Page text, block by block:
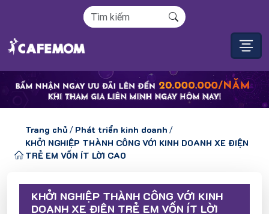
Trang chủ / Phát triển kinh doanh /
KHỞI NGHIỆP THÀNH CÔNG VỚI KINH DOANH XE ĐIỆN
TRẺ EM VỐN ÍT LỜI CAO
KHỞI NGHIỆP THÀNH CÔNG VỚI KINH
DOANH XE ĐIỆN TRẺ EM VỐN ÍT LỜI